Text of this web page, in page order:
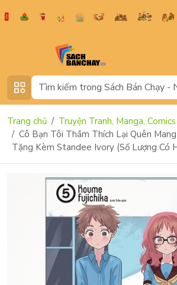
Trang chủ
Truyện Tranh, Manga, Comics
Cô Bạn Tôi Thầm Thích Lại Quên
Tặng Kèm Standee Ivory (Số Lượng Có